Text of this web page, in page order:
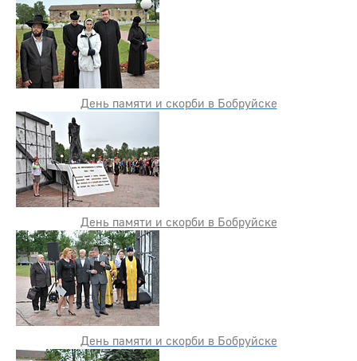
День памяти и скорби в Бобруйске
День памяти и скорби в Бобруйске
День памяти и скорби в Бобруйске